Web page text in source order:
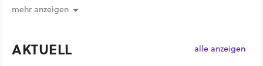
mehr anzeigen
AKTUELL alle anzeigen